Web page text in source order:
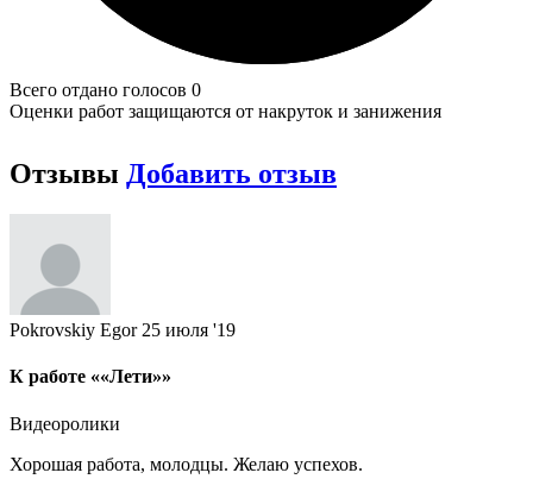
Всего отдано голосов 0
Оценки работ защищаются от накруток и занижения
Отзывы Добавить отзыв
Pokrovskiy Egor 25 июля '19
К работе ««Лети»»
Видеоролики
Хорошая работа, молодцы. Желаю успехов.